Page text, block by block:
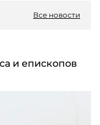
Все новости
и епископов